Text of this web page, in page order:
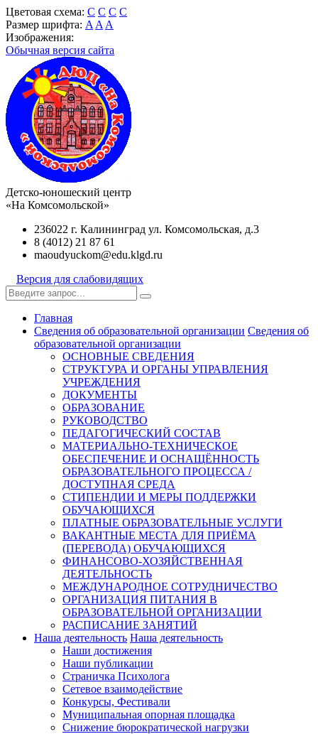
Цветовая схема: C C C C
Размер шрифта: A A A
Изображения:
Обычная версия сайта
Детско-юношеский центр
«На Комсомольской»
236022 г. Калининград ул. Комсомольская, д.3
8 (4012) 21 87 61
maoudyuckom@edu.klgd.ru
Версия для слабовидящих
Главная
Сведения об образовательной организации Сведения об
образовательной организации
ОСНОВНЫЕ СВЕДЕНИЯ
СТРУКТУРА И ОРГАНЫ УПРАВЛЕНИЯ
УЧРЕЖДЕНИЯ
ДОКУМЕНТЫ
ОБРАЗОВАНИЕ
РУКОВОДСТВО
ПЕДАГОГИЧЕСКИЙ СОСТАВ
МАТЕРИАЛЬНО-ТЕХНИЧЕСКОЕ
ОБЕСПЕЧЕНИЕ И ОСНАЩЁННОСТЬ
ОБРАЗОВАТЕЛЬНОГО ПРОЦЕССА /
ДОСТУПНАЯ СРЕДА
СТИПЕНДИИ И МЕРЫ ПОДДЕРЖКИ
ОБУЧАЮЩИХСЯ
ПЛАТНЫЕ ОБРАЗОВАТЕЛЬНЫЕ УСЛУГИ
ВАКАНТНЫЕ МЕСТА ДЛЯ ПРИЁМА
(ПЕРЕВОДА) ОБУЧАЮЩИХСЯ
ФИНАНСОВО-ХОЗЯЙСТВЕННАЯ
ДЕЯТЕЛЬНОСТЬ
МЕЖДУНАРОДНОЕ СОТРУДНИЧЕСТВО
ОРГАНИЗАЦИЯ ПИТАНИЯ В
ОБРАЗОВАТЕЛЬНОЙ ОРГАНИЗАЦИИ
РАСПИСАНИЕ ЗАНЯТИЙ
Наша деятельность Наша деятельность
Наши достижения
Наши публикации
Страничка Психолога
Сетевое взаимодействие
Конкурсы, Фестивали
Муниципальная опорная площадка
Снижение бюрократической нагрузки